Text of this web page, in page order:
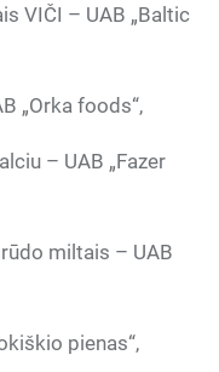
VIČI – UAB „Baltic
„Orka foods“,
– UAB „Fazer
miltais – UAB
pienas“,